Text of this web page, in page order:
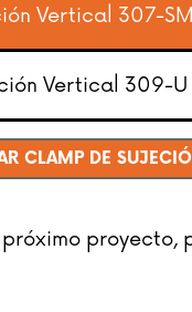
Vertical 307-SM
Vertical 309-U
CLAMP DE
proyecto,